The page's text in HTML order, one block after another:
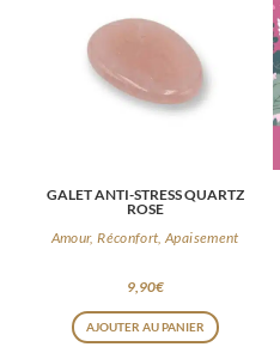
GALET ANTI-STRESS QUARTZ
ROSE
Amour, Réconfort, Apaisement
9,90€
AJOUTER AU PANIER